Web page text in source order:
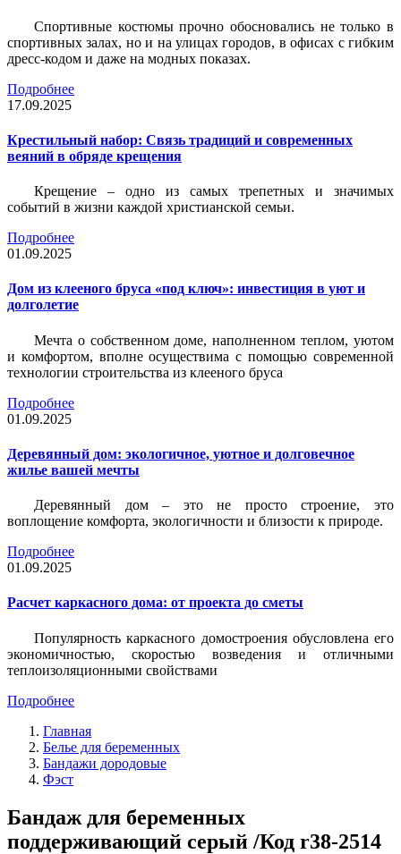
Спортивные костюмы прочно обосновались не только в
спортивных залах, но и на улицах городов, в офисах с гибким
дресс-кодом и даже на модных показах.
Подробнее
17.09.2025
Крестильный набор: Связь традиций и современных
веяний в обряде крещения
Крещение – одно из самых трепетных и значимых
событий в жизни каждой христианской семьи.
Подробнее
01.09.2025
Дом из клееного бруса «под ключ»: инвестиция в уют и
долголетие
Мечта о собственном доме, наполненном теплом, уютом
и комфортом, вполне осуществима с помощью современной
технологии строительства из клееного бруса
Подробнее
01.09.2025
Деревянный дом: экологичное, уютное и долговечное
жилье вашей мечты
Деревянный дом – это не просто строение, это
воплощение комфорта, экологичности и близости к природе.
Подробнее
01.09.2025
Расчет каркасного дома: от проекта до сметы
Популярность каркасного домостроения обусловлена его
экономичностью, скоростью возведения и отличными
теплоизоляционными свойствами
Подробнее
Главная
Белье для беременных
Бандажи дородовые
Фэст
Бандаж для беременных
поддерживающий серый /Код r38-2514